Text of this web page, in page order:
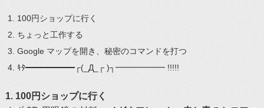
100円ショップに行く
ちょっと工作する
Google マップを開き、秘密のコマンドを打つ
ｷﾀ━━━━━━┌(_Д_┌ )┐━━━━━━ !!!!!
1. 100円ショップに行く